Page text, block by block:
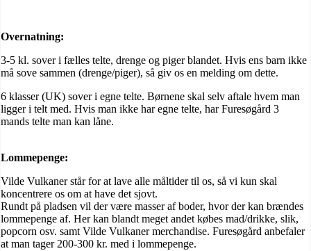
Overnatning:
3-5 kl. sover i fælles telte, drenge og piger blandet. Hvis ens barn ikke
må sove sammen (drenge/piger), så giv os en melding om dette.
6 klasser (UK) sover i egne telte. Børnene skal selv aftale hvem man
ligger i telt med. Hvis man ikke har egne telte, har Furesøgård 3
mands telte man kan låne.
Lommepenge:
Vilde Vulkaner står for at lave alle måltider til os, så vi kun skal
koncentrere os om at have det sjovt.
Rundt på pladsen vil der være masser af boder, hvor der kan brændes
lommepenge af. Her kan blandt meget andet købes mad/drikke, slik,
popcorn osv. samt Vilde Vulkaner merchandise. Furesøgård anbefaler
at man tager 200-300 kr. med i lommepenge.